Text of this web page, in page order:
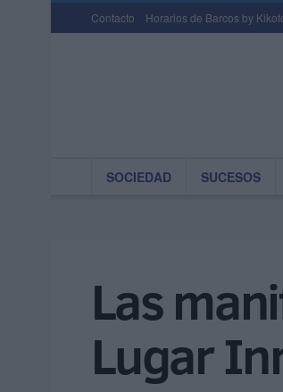
Contacto Horarios de Barcos by
SOCIEDAD SUCESOS
Las
Lugar